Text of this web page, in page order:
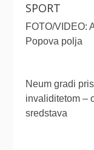
SPORT
FOTO/VIDEO:
Popova polja
Neum gradi
invaliditetom –
sredstava